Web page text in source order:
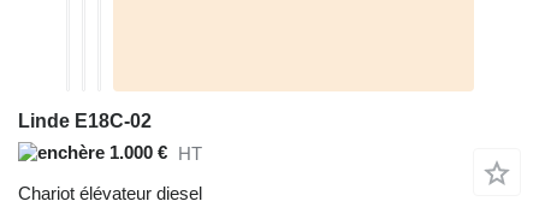
Linde E18C-02
1.000 € HT
Chariot élévateur diesel